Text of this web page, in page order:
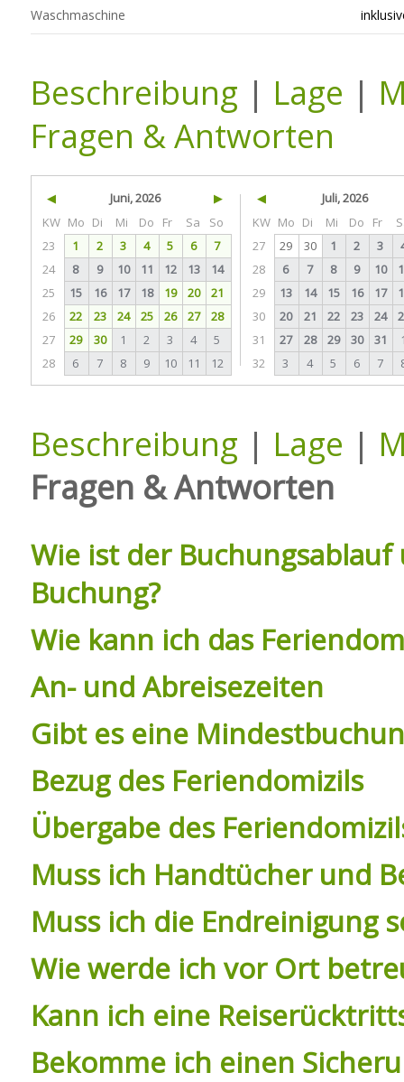
Waschmaschine
Beschreibung | Lage |
Fragen & Antworten
◀ Juni, 2026
▶
KW Mo Di Mi Do Fr Sa
So
23
1 2 3 4 5 6
7
24
8 9 10 11 12 13
14
25
15 16 17 18 19 20
21
26
22 23 24 25 26 27
28
27
29 30 1 2 3 4
5
28
6 7 8 9 10 11 12
◀
Juli, 2026
KW Mo Di Mi Do Fr
27
29 30 1 2 3
28
6 7 8 9 10
29
13 14 15 16 17
30
20 21 22 23 24
31
27 28 29 30 31
32
3 4 5 6 7
Beschreibung | Lage |
Fragen & Antworten
Wie ist der
Buchung?
Wie kann ich das
An- und Abreisezeiten
Gibt es eine
Bezug des Feriendomizils
Übergabe des
Muss ich Handtücher und
Muss ich die Endreinigung
Wie werde ich vor Ort
Kann ich eine
Bekomme ich einen